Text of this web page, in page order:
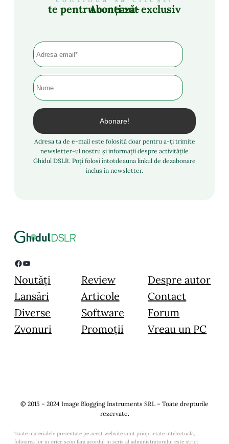
Abonează-te pentru conținut exclusiv
Adresa ta de e-mail este folosită doar pentru a-ți trimite
newsletter-ul nostru și informații despre activitățile
Ghidul DSLR. Poți folosi întotdeauna linkul de dezabonare
inclus în newsletter.
Facebook YouTube
Noutăți
Lansări
Diverse
Zvonuri
Review
Articole
Software
Promoții
Despre autor
Contact
Forum
Vreau un PC
© 2015 – 2024 Image Blogging Instruments SRL – Toate drepturile
rezervate.
Toate materialele prezentate pe acest website sunt prioprietate intelectuală,
folosirea lor in orice scop fara acordul in scris al administratorului este strict